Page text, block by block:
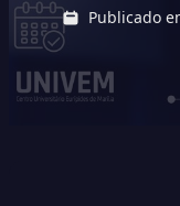
Publicado